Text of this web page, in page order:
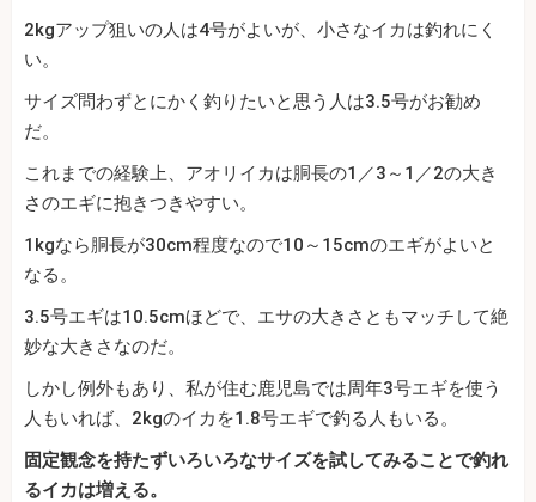
2kgアップ狙いの人は4号がよいが、小さなイカは釣れにく
い。
サイズ問わずとにかく釣りたいと思う人は3.5号がお勧め
だ。
これまでの経験上、アオリイカは胴長の1／3～1／2の大き
さのエギに抱きつきやすい。
1kgなら胴長が30cm程度なので10～15cmのエギがよいと
なる。
3.5号エギは10.5cmほどで、エサの大きさともマッチして絶
妙な大きさなのだ。
しかし例外もあり、私が住む鹿児島では周年3号エギを使う
人もいれば、2kgのイカを1.8号エギで釣る人もいる。
固定観念を持たずいろいろなサイズを試してみることで釣れ
るイカは増える。